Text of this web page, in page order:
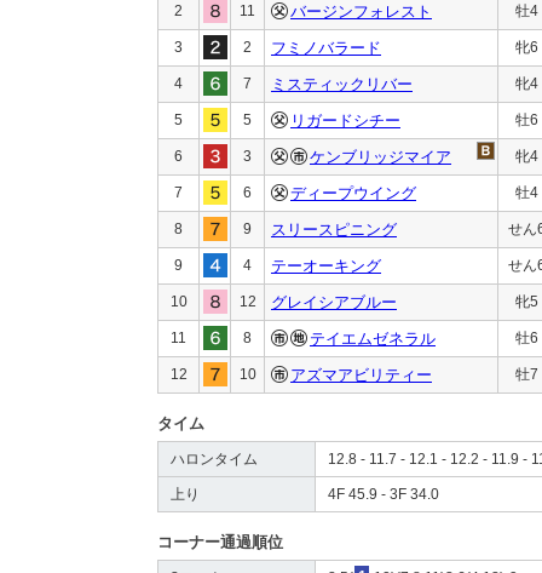
2 11 バージンフォレスト 牡4
3 2 フミノバラード 牝6
4 7 ミスティックリバー 牝4
5 5 リガードシチー 牡6
6 3 ケンブリッジマイア 牝4
7 6 ディープウイング 牡4
8 9 スリースピニング せん
9 4 テーオーキング せん
10 12 グレイシアブルー 牝5
11 8 テイエムゼネラル 牡6
12 10 アズマアビリティー 牡7
タイム
ハロンタイム 12.8 - 11.7 - 12.1 - 12.2 - 11.9 -
上り 4F 45.9 - 3F 34.0
コーナー通過順位